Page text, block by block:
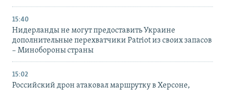
15:40
Нидерланды не могут предоставить Украине
дополнительные перехватчики Patriot из своих запасов
– Минобороны страны
15:02
Российский дрон атаковал маршрутку в Херсоне,